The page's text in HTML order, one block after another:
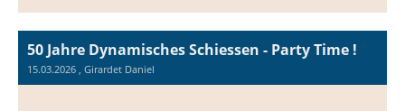
50 Jahre Dynamisches Schiessen - Party Time !
15.03.2026 , Girardet Daniel